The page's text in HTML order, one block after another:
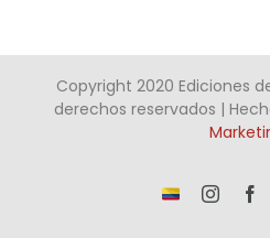
Copyright 2020 Ediciones
derechos reservados |
¡Somos